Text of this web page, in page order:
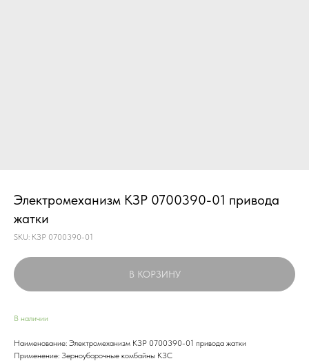
Электромеханизм КЗР 0700390-01 привода
жатки
SKU: КЗР 0700390-01
В КОРЗИНУ
В наличии
Наименование: Электромеханизм КЗР 0700390-01 привода жатки
Применение: Зерноуборочные комбайны КЗС